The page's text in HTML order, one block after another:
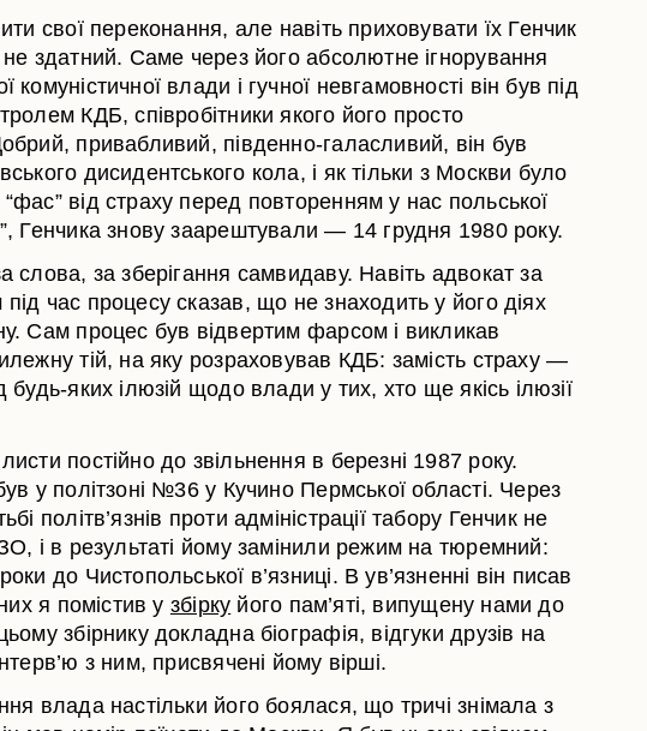
свої переконання, але навіть приховувати їх Генчик
не здатний. Саме через його абсолютне ігнорування
комуністичної влади і гучної невгамовності він був під
КДБ, співробітники якого його просто
привабливий, південно-галасливий, він був
дисидентського кола, і як тільки з Москви було
від страху перед повторенням у нас польської
Генчика знову заарештували — 14 грудня 1980 року.
слова, за зберігання самвидаву. Навіть адвокат за
час процесу сказав, що не знаходить у його діях
Сам процес був відвертим фарсом і викликав
тій, на яку розраховував КДБ: замість страху —
будь-яких ілюзій щодо влади у тих, хто ще якісь ілюзії
постійно до звільнення в березні 1987 року.
у політзоні №36 у Кучино Пермської області. Через
політв’язнів проти адміністрації табору Генчик не
і в результаті йому замінили режим на тюремний:
до Чистопольської в’язниці. В ув’язненні він писав
я помістив у збірку його пам’яті, випущену нами до
збірнику докладна біографія, відгуки друзів на
з ним, присвячені йому вірші.
влада настільки його боялася, що тричі знімала з